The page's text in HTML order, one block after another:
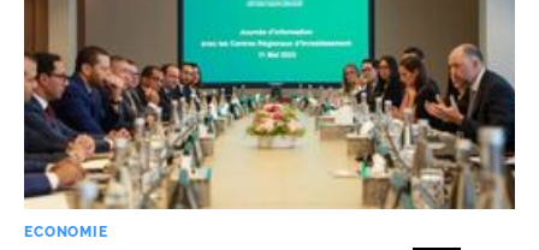
ECONOMIE